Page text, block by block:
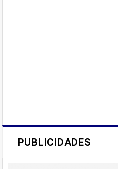
PUBLICIDADES